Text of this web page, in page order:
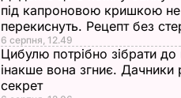
під капроновою кришкою не
перекиснуть. Рецепт без
6 серпня, 12.49
Цибулю потрібно зібрати до
інакше вона згниє. Дачники
секрет